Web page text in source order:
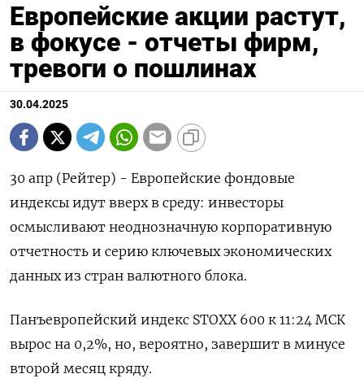
Европейские акции растут,
в фокусе - отчеты фирм,
тревоги о пошлинах
30.04.2025
30 апр (Рейтер) - Европейские фондовые
индексы идут вверх в среду: инвесторы
осмысливают неоднозначную корпоративную
отчетность и серию ключевых экономических
данных из стран валютного блока.
Панъевропейский индекс STOXX 600 к 11:24 МСК
вырос на 0,2%, но, вероятно, завершит в минусе
второй месяц кряду.